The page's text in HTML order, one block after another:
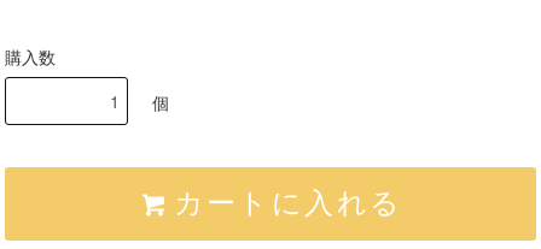
購入数
個
カートに入れる